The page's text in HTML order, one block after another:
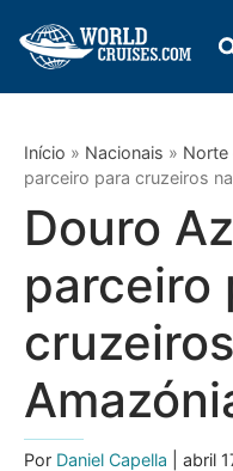
Início » Nacionais » Norte
parceiro para cruzeiros
Douro
parceiro
Por Daniel Capella | abril